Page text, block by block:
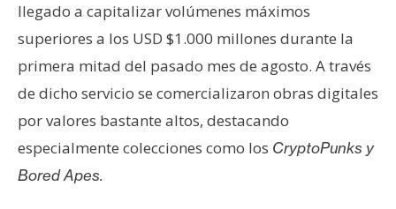
llegado a capitalizar volúmenes máximos
superiores a los USD $1.000 millones durante la
primera mitad del pasado mes de agosto. A través
de dicho servicio se comercializaron obras digitales
por valores bastante altos, destacando
especialmente colecciones como los CryptoPunks y
Bored Apes.